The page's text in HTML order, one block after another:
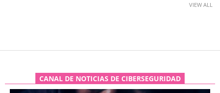
VIEW ALL
CANAL DE NOTICIAS DE CIBERSEGURIDAD